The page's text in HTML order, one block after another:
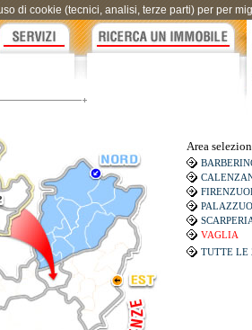
Area
VAGLIA
TUTTE LE
di cookie (tecnici, analisi, terze parti) per per